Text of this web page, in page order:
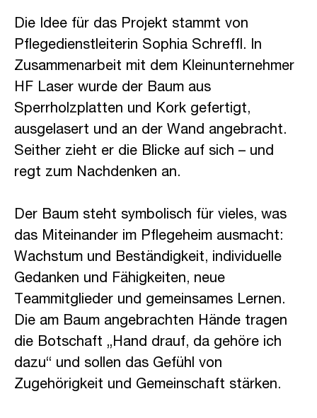
Die Idee für das Projekt stammt von
Pflegedienstleiterin Sophia Schreffl. In
Zusammenarbeit mit dem Kleinunternehmer
HF Laser wurde der Baum aus
Sperrholzplatten und Kork gefertigt,
ausgelasert und an der Wand angebracht.
Seither zieht er die Blicke auf sich – und
regt zum Nachdenken an.
Der Baum steht symbolisch für vieles, was
das Miteinander im Pflegeheim ausmacht:
Wachstum und Beständigkeit, individuelle
Gedanken und Fähigkeiten, neue
Teammitglieder und gemeinsames Lernen.
Die am Baum angebrachten Hände tragen
die Botschaft „Hand drauf, da gehöre ich
dazu“ und sollen das Gefühl von
Zugehörigkeit und Gemeinschaft stärken.